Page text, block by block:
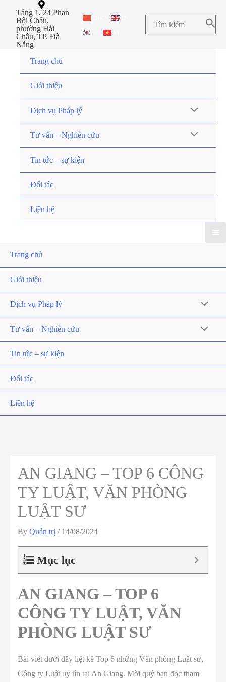
Tầng 1, 24 Phan
Bội Châu,
phường Hải
Châu, TP. Đà
Nẵng
Trang chủ
Giới thiệu
Dịch vụ Pháp lý
Tư vấn – Nghiên cứu
Tin tức – sự kiện
Đối tác
Liên hệ
Trang chủ
Giới thiệu
Dịch vụ Pháp lý
Tư vấn – Nghiên cứu
Tin tức – sự kiện
Đối tác
Liên hệ
AN GIANG – TOP 6 CÔNG
TY LUẬT, VĂN PHÒNG
LUẬT SƯ
By Quản trị / 14/08/2024
Mục lục
AN GIANG – TOP 6
CÔNG TY LUẬT, VĂN
PHÒNG LUẬT SƯ
Bài viết dưới đây liệt kê Top 6 những Văn phòng Luật sư,
Công ty Luật uy tín tại An Giang. Mời quý bạn đọc tham